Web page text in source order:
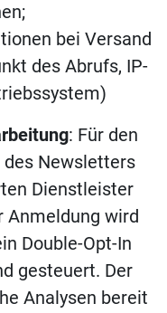
bei Versand
des Abrufs, IP-
: Für den
Newsletters
Dienstleister
Anmeldung wird
Double-Opt-In
gesteuert. Der
Analysen bereit